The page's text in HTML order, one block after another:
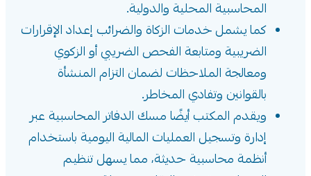
المحاسبية المحلية والدولية.
كما يشمل خدمات الزكاة والضرائب إعداد الإقرارات
الضريبية ومتابعة الفحص الضريبي أو الزكوي
ومعالجة الملاحظات لضمان التزام المنشأة
بالقوانين وتفادي المخاطر.
ويقدم المكتب أيضًا مسك الدفاتر المحاسبية عبر
إدارة وتسجيل العمليات المالية اليومية باستخدام
أنظمة محاسبية حديثة، مما يسهل تنظيم